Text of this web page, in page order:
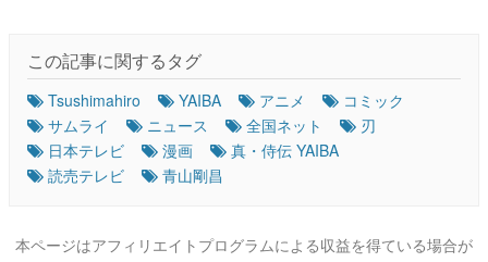
この記事に関するタグ
Tsushimahiro YAIBA アニメ
コミック
サムライ
ニュース 全国ネット
刃
日本テレビ
漫画
真・侍伝 YAIBA
読売テレビ
青山剛昌
本ページはアフィリエイトプログラムによる収益を得ている場合が